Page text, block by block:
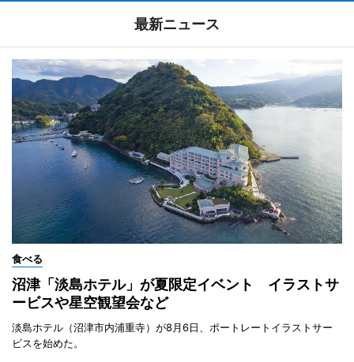
最新ニュース
食べる
沼津「淡島ホテル」が夏限定イベント イラストサ
ービスや星空観望会など
淡島ホテル（沼津市内浦重寺）が8月6日、ポートレートイラストサー
ビスを始めた。